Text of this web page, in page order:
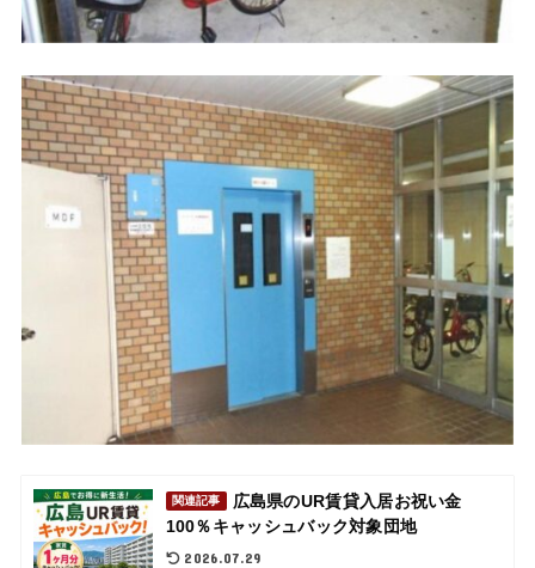
関連記事
広島県のUR賃貸入居お祝い金
100％キャッシュバック対象団地
2026.07.29